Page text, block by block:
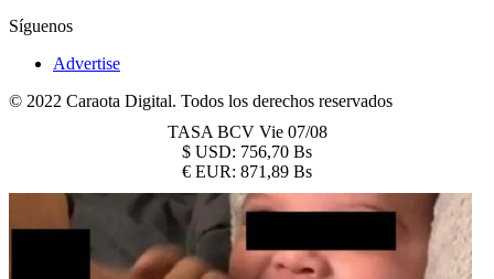
Síguenos
Advertise
© 2022 Caraota Digital. Todos los derechos reservados
TASA BCV Vie 07/08
$ USD: 756,70 Bs
€ EUR: 871,89 Bs